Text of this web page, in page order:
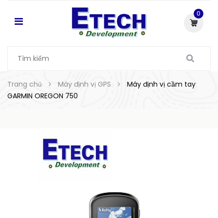
0
Trang chủ Máy định vị GPS
Máy định vị cầm tay
GARMIN OREGON 750